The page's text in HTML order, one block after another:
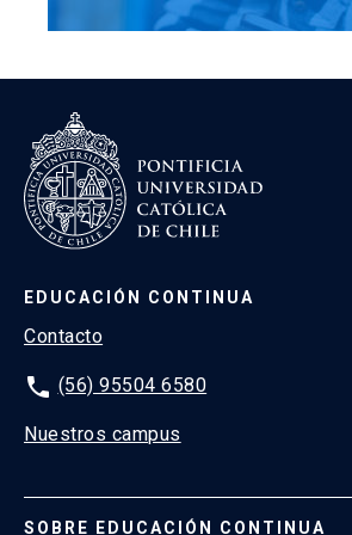
EDUCACIÓN CONTINUA
Contacto
phone (56) 95504 6580
Nuestros campus
SOBRE EDUCACIÓN CONTINUA